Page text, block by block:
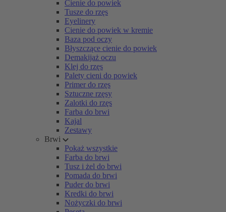
Cienie do powiek
Tusze do rzęs
Eyelinery
Cienie do powiek w kremie
Baza pod oczy
Błyszczące cienie do powiek
Demakijaż oczu
Klej do rzęs
Palety cieni do powiek
Primer do rzęs
Sztuczne rzęsy
Zalotki do rzęs
Farba do brwi
Kajal
Zestawy
Brwi
Pokaż wszystkie
Farba do brwi
Tusz i żel do brwi
Pomada do brwi
Puder do brwi
Kredki do brwi
Nożyczki do brwi